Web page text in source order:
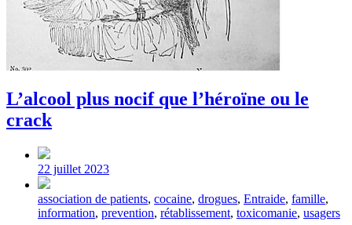
L’alcool plus nocif que l’héroïne ou le
crack
Post
date
22 juillet 2023
Tagged
with
association de patients, cocaine, drogues, Entraide, famille,
information, prevention, rétablissement, toxicomanie, usagers